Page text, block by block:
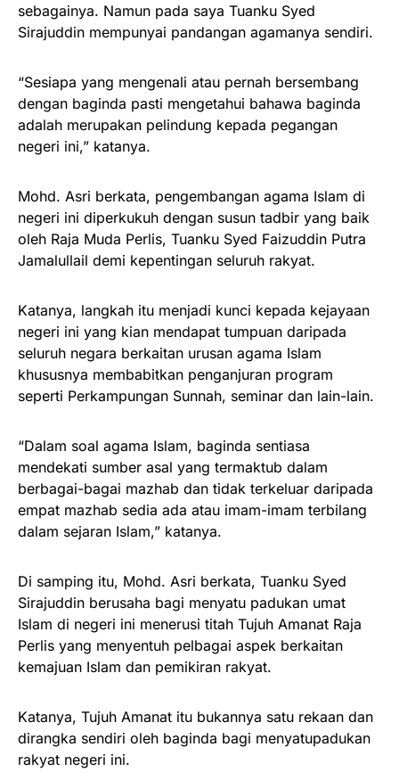
sebagainya. Namun pada saya Tuanku Syed
Sirajuddin mempunyai pandangan agamanya sendiri.
“Sesiapa yang mengenali atau pernah bersembang
dengan baginda pasti mengetahui bahawa baginda
adalah merupakan pelindung kepada pegangan
negeri ini,” katanya.
Mohd. Asri berkata, pengembangan agama Islam di
negeri ini diperkukuh dengan susun tadbir yang baik
oleh Raja Muda Perlis, Tuanku Syed Faizuddin Putra
Jamalullail demi kepentingan seluruh rakyat.
Katanya, langkah itu menjadi kunci kepada kejayaan
negeri ini yang kian mendapat tumpuan daripada
seluruh negara berkaitan urusan agama Islam
khususnya membabitkan penganjuran program
seperti Perkampungan Sunnah, seminar dan lain-lain.
“Dalam soal agama Islam, baginda sentiasa
mendekati sumber asal yang termaktub dalam
berbagai-bagai mazhab dan tidak terkeluar daripada
empat mazhab sedia ada atau imam-imam terbilang
dalam sejaran Islam,” katanya.
Di samping itu, Mohd. Asri berkata, Tuanku Syed
Sirajuddin berusaha bagi menyatu padukan umat
Islam di negeri ini menerusi titah Tujuh Amanat Raja
Perlis yang menyentuh pelbagai aspek berkaitan
kemajuan Islam dan pemikiran rakyat.
Katanya, Tujuh Amanat itu bukannya satu rekaan dan
dirangka sendiri oleh baginda bagi menyatupadukan
rakyat negeri ini.